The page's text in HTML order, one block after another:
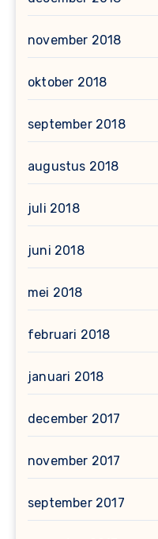
november 2018
oktober 2018
september 2018
augustus 2018
juli 2018
juni 2018
mei 2018
februari 2018
januari 2018
december 2017
november 2017
september 2017